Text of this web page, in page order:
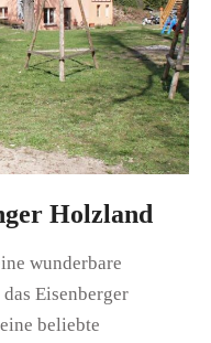
Holzland
wunderbare
Eisenberger
beliebte